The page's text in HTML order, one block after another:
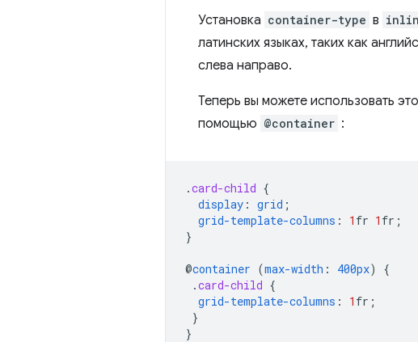
Установка container-type в
латинских языках, таких как
слева направо.
Теперь вы можете использовать
помощью @container :
.card-child {
display : grid ;
grid-template-columns : 1 fr 1 fr ;
}
@container (max-width : 400px)
{
.card-child {
grid-template-columns : 1 fr ;
}
}